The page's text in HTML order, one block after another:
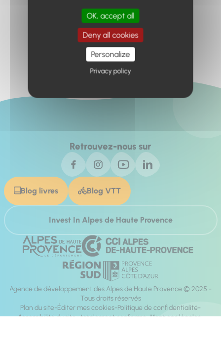
Retour à l'accueil
Retrouvez-nous sur
Blog livres Blog VTT
Invest In Alpes de Haute Provence
Agence de développement des Alpes de Haute Provence © 2025 -
Tous droits réservés
Plan du site Éditer mes cookies Politique de confidentialité
Accessibilité du site : totalement conforme Mentions légales
OK, accept all
Deny all cookies
Personalize
Privacy policy